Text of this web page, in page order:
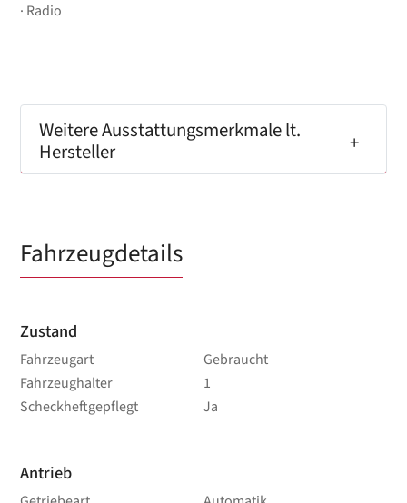
Radio
Weitere Ausstattungsmerkmale lt.
Hersteller
Fahrzeugdetails
Zustand
Fahrzeugart
Gebraucht
Fahrzeughalter
1
Scheckheftgepflegt
Ja
Antrieb